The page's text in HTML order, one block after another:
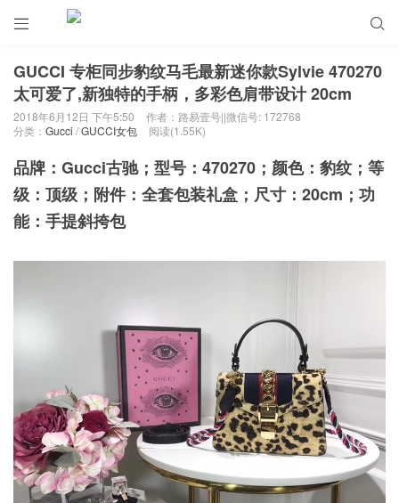
 
GUCCI 专柜同步豹纹马毛最新迷你款Sylvie 470270
太可爱了,新独特的手柄，多彩色肩带设计 20cm
2018年6月12日 下午5:50
作者：路易壹号||微信号: 172768
分类： Gucci /GUCCI女包 阅读(1.55K)
品牌：Gucci古驰；型号：470270；颜色：豹纹；等
级：顶级；附件：全套包装礼盒；尺寸：20cm；功
能：手提斜挎包